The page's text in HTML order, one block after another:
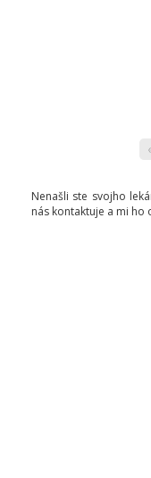
Nenašli ste svojho
nás kontaktuje a mi